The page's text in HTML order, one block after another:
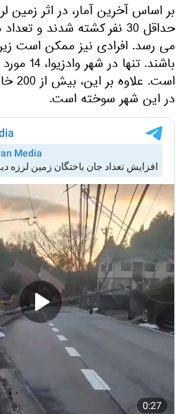
بر اساس آخرین آمار، در اثر زمین
حداقل 30 نفر کشته شدند و
می رسد. افرادی نیز ممکن است
باشند.
در این شهر سوخته است.